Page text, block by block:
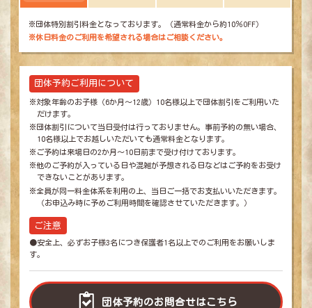
※団体特別割引料金となっております。（通常料金から約10％OFF）
※休日料金のご利用を希望される場合はご相談ください。
団体予約ご利用について
※対象年齢のお子様（6か月～12歳）10名様以上で団体割引をご利用いた
だけます。
※団体割引について当日受付は行っておりません。事前予約の無い場合、
10名様以上でお越しいただいても通常料金となります。
※ご予約は来場日の2か月～10日前まで受け付けております。
※他のご予約が入っている日や混雑が予想される日などはご予約をお受け
できないことがあります。
※全員が同一料金体系を利用の上、当日ご一括でお支払いいただきます。
（お申込み時に予めご利用時間を確認させていただきます。）
ご注意
●安全上、必ずお子様3名につき保護者1名以上でのご利用をお願いしま
す。
団体予約のお問合せはこちら